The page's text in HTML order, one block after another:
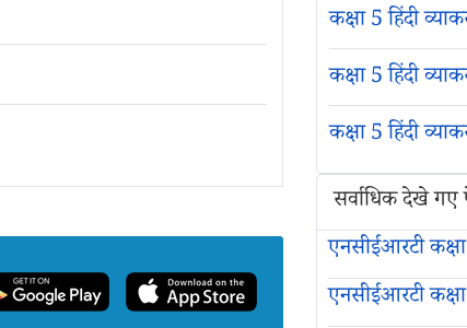
कक्षा 5 हिंदी
कक्षा 5 हिंदी
कक्षा 5 हिंदी
सर्वाधिक देखे
एनसीईआरटी
एनसीईआरटी